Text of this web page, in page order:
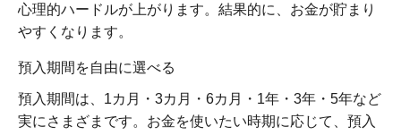
心理的ハードルが上がります。結果的に、お金が貯まり
やすくなります。
預入期間を自由に選べる
預入期間は、1カ月・3カ月・6カ月・1年・3年・5年など
実にさまざまです。お金を使いたい時期に応じて、預入